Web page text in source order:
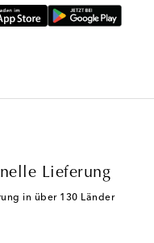
Lieferung
in über 130 Länder